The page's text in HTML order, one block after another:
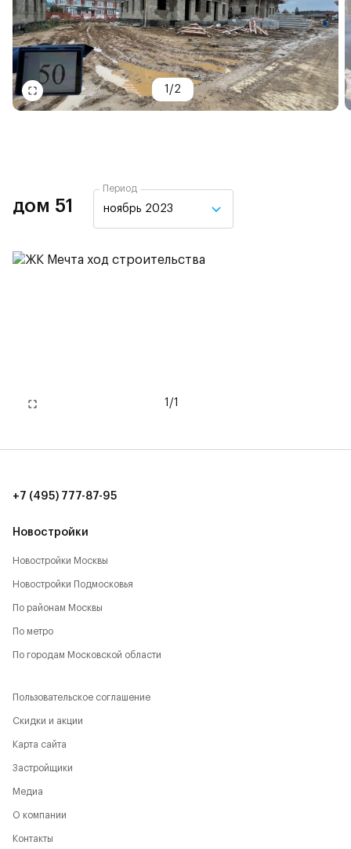
1 /2
дом 51
Период
ноябрь 2023
1 /1
Новостройки
Новостройки Москвы
Новостройки Подмосковья
По районам Москвы
По метро
По городам Московской области
+7 (495) 777-87-95
Пользовательское соглашение
Скидки и акции
Карта сайта
Застройщики
Медиа
О компании
Контакты